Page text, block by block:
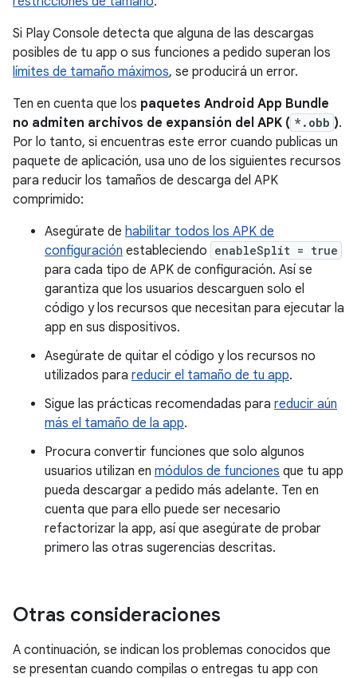
Si Play Console detecta que alguna de las descargas
posibles de tu app o sus funciones a pedido superan los
límites de tamaño máximos, se producirá un error.
Ten en cuenta que los paquetes Android App Bundle
no admiten archivos de expansión del APK ( *.obb ).
Por lo tanto, si encuentras este error cuando publicas un
paquete de aplicación, usa uno de los siguientes recursos
para reducir los tamaños de descarga del APK
comprimido:
Asegúrate de habilitar todos los APK de
configuración estableciendo enableSplit = true
para cada tipo de APK de configuración. Así se
garantiza que los usuarios descarguen solo el
código y los recursos que necesitan para ejecutar la
app en sus dispositivos.
Asegúrate de quitar el código y los recursos no
utilizados para reducir el tamaño de tu app.
Sigue las prácticas recomendadas para reducir aún
más el tamaño de la app.
Procura convertir funciones que solo algunos
usuarios utilizan en módulos de funciones que tu app
pueda descargar a pedido más adelante. Ten en
cuenta que para ello puede ser necesario
refactorizar la app, así que asegúrate de probar
primero las otras sugerencias descritas.
Otras consideraciones
A continuación, se indican los problemas conocidos que
se presentan cuando compilas o entregas tu app con